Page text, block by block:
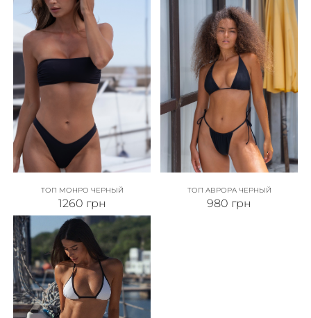
ТОП МОНРО ЧЕРНЫЙ
1260 грн
ТОП АВРОРА ЧЕРНЫЙ
980 грн